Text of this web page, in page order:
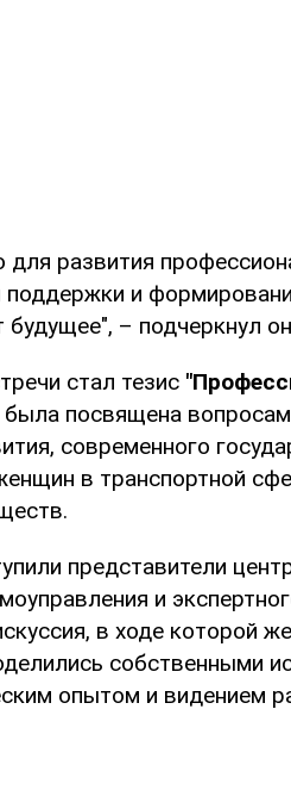
для развития
и
– подчеркнул
стал тезис
посвящена
современного
в транспортной
представители
и
в ходе которой
собственными
опытом и видением